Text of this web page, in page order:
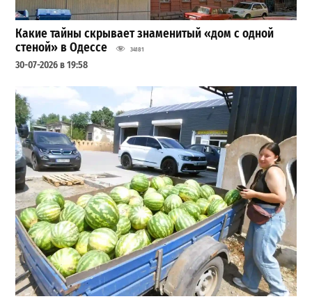
Какие тайны скрывает знаменитый «дом с одной
стеной» в Одессе
34181
30-07-2026 в 19:58